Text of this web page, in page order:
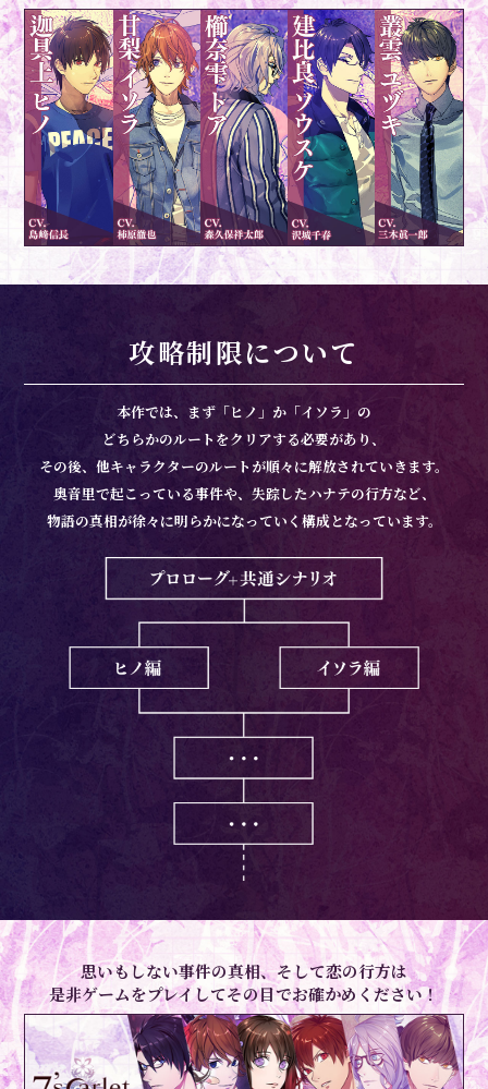
攻略制限について
本作では、まず「ヒノ」か「イソラ」の
どちらかのルートをクリアする必要があり、
その後、他キャラクターのルートが順々に解放されていきます。
奥音里で起こっている事件や、失踪したハナテの行方など、
物語の真相が徐々に明らかになっていく構成となっています。
思いもしない事件の真相、そして恋の行方は
是非ゲームをプレイしてその目でお確かめください！